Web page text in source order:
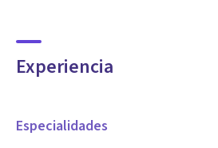
Experiencia
Especialidades